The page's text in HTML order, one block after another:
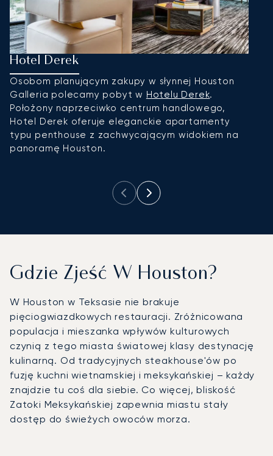
Hotel Derek
Osobom planującym zakupy w słynnej Houston
Galleria polecamy pobyt w Hotelu Derek.
Położony naprzeciwko centrum handlowego,
Hotel Derek oferuje eleganckie apartamenty
typu penthouse z zachwycającym widokiem na
panoramę Houston.
Gdzie Zjeść W Houston?
W Houston w Teksasie nie brakuje
pięciogwiazdkowych restauracji. Zróżnicowana
populacja i mieszanka wpływów kulturowych
czynią z tego miasta światowej klasy destynację
kulinarną. Od tradycyjnych steakhouse'ów po
fuzję kuchni wietnamskiej i meksykańskiej – każdy
znajdzie tu coś dla siebie. Co więcej, bliskość
Zatoki Meksykańskiej zapewnia miastu stały
dostęp do świeżych owoców morza.